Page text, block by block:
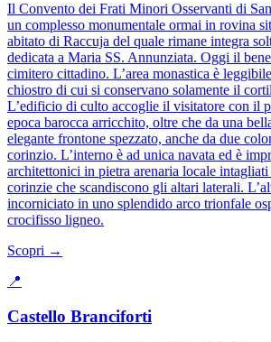
Il Convento dei Frati Minori Osservanti di
un complesso monumentale ormai in rovina
abitato di Raccuja del quale rimane integra
dedicata a Maria SS. Annunziata. Oggi il
cimitero cittadino. L’area monastica è
chiostro di cui si conservano solamente il
L’edificio di culto accoglie il visitatore con il
epoca barocca arricchito, oltre che da una
elegante frontone spezzato, anche da due
corinzio. L’interno è ad unica navata ed è
architettonici in pietra arenaria locale intagliati
corinzie che scandiscono gli altari laterali.
incorniciato in uno splendido arco trionfale
crocifisso ligneo.
Scopri →
📍
Castello Branciforti